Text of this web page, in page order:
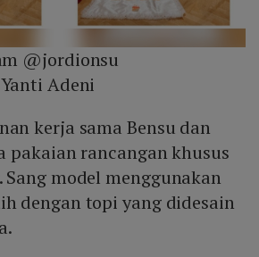
@jordionsu
Adeni
kerja sama Bensu dan
pakaian rancangan khusus
model menggunakan
dengan topi yang didesain